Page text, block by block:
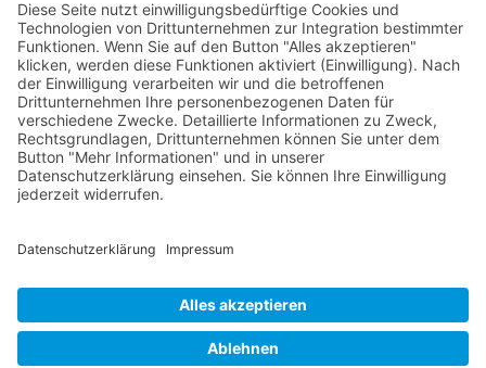
Leonhard Fromm
Goethestr. 27
73614 Schorndorf
Telefon. 07181 4769906
E-Mail:fromm@der-medienberater.de
Der Medienberater|Impressum